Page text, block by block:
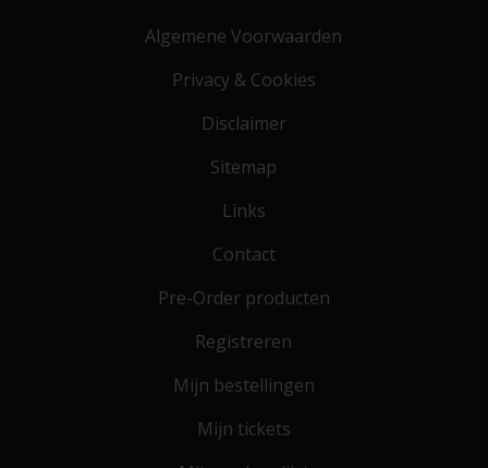
Algemene Voorwaarden
Privacy & Cookies
Disclaimer
Sitemap
Links
Contact
Pre-Order producten
Registreren
Mijn bestellingen
Mijn tickets